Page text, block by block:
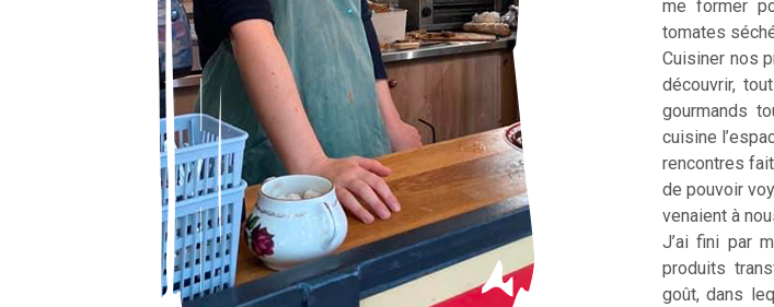
me former
tomates
Cuisiner nos
découvrir,
gourmands
cuisine
rencontres
de pouvoir
venaient à
J’ai fini par
produits
goût, dans